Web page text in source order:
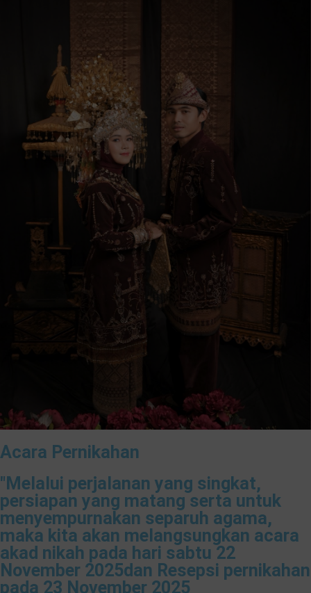
Acara Pernikahan
"Melalui perjalanan yang singkat,
persiapan yang matang serta untuk
menyempurnakan separuh agama,
maka kita akan melangsungkan acara
akad nikah pada hari sabtu 22
November 2025dan Resepsi pernikahan
pada 23 November 2025